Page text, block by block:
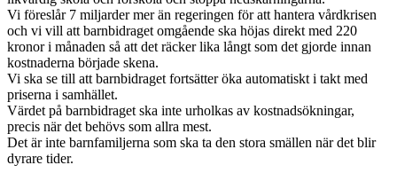
Vi föreslår 7 miljarder mer än regeringen för att hantera vårdkrisen
och vi vill att barnbidraget omgående ska höjas direkt med 220
kronor i månaden så att det räcker lika långt som det gjorde innan
kostnaderna började skena.
Vi ska se till att barnbidraget fortsätter öka automatiskt i takt med
priserna i samhället.
Värdet på barnbidraget ska inte urholkas av kostnadsökningar,
precis när det behövs som allra mest.
Det är inte barnfamiljerna som ska ta den stora smällen när det blir
dyrare tider.